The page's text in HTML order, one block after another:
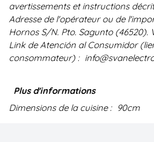
avertissements et instructions
Adresse de l'opérateur ou de
Hornos S/N. Pto. Sagunto (46520).
Link de Atención al Consumidor
consommateur) :
Plus d'informations
Dimensions de la cuisine : 90cm